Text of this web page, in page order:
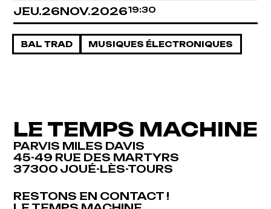
JEUDI
JEU.26NOVEMBRE
NOV.202619:30
BAL TRAD MUSIQUES ÉLECTRONIQUES
LE TEMPS MACHINE
PARVIS MILES DAVIS
45-49 RUE DES MARTYRS
37300 JOUÉ-LÈS-TOURS
RESTONS EN CONTACT !
RESTONS EN CONTACT !